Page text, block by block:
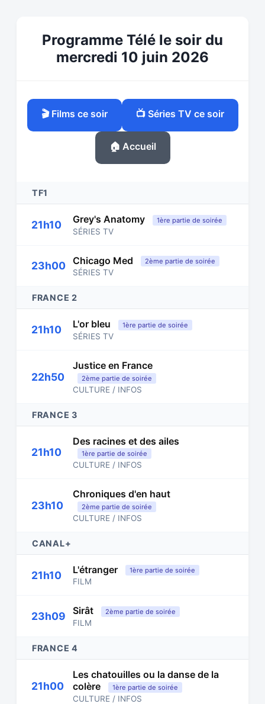
Programme Télé le soir du
mercredi 10 juin 2026
🎬 Films ce soir 📺 Séries TV ce soir
🏠 Accueil
TF1
21h10 Grey's Anatomy 1ère partie de soirée
SÉRIES TV
23h00 Chicago Med 2ème partie de soirée
SÉRIES TV
FRANCE 2
21h10 L'or bleu 1ère partie de soirée
SÉRIES TV
22h50
Justice en France
2ème partie de soirée
CULTURE / INFOS
FRANCE 3
21h10
Des racines et des ailes
1ère partie de soirée
CULTURE / INFOS
23h10
Chroniques d'en haut
2ème partie de soirée
CULTURE / INFOS
CANAL+
21h10 L'étranger 1ère partie de soirée
FILM
23h09 Sirât 2ème partie de soirée
FILM
FRANCE 4
21h00
Les chatouilles ou la danse de la
colère
1ère partie de soirée
CULTURE / INFOS